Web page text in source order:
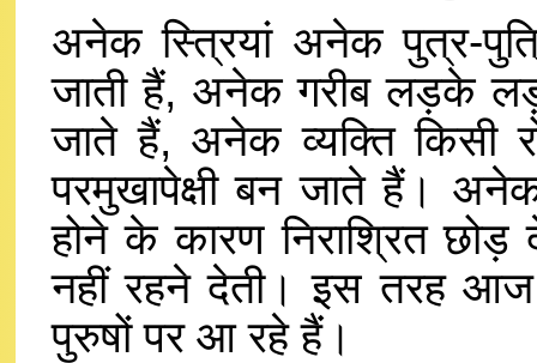
अनेक स्त्रियां अनेक पुत्र-
जाती हैं, अनेक गरीब लड़के
जाते हैं, अनेक व्यक्ति किसी
परमुखापेक्षी बन जाते हैं।
होने के कारण निराश्रित
नहीं रहने देती। इस तरह
पुरुषों पर आ रहे हैं।